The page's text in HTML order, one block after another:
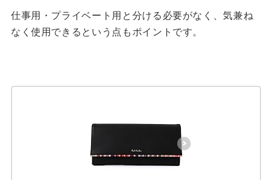
仕事用・プライベート用と分ける必要がなく、気兼ね
なく使用できるという点もポイントです。